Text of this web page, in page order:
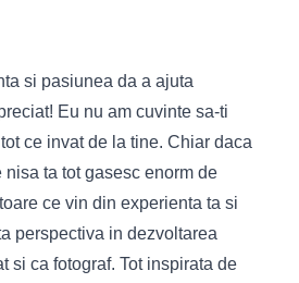
si pasiunea da a ajuta
Eu nu am cuvinte sa-ti
ce invat de la tine. Chiar daca
nisa ta tot gasesc enorm de
ce vin din experienta ta si
perspectiva in dezvoltarea
si ca fotograf. Tot inspirata de